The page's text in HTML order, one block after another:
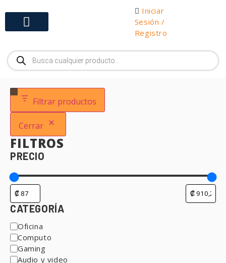
Iniciar
Sesión /
Registro
Filtrar productos
Cerrar
FILTROS
PRECIO
CATEGORÍA
Oficina
Computo
Gaming
Audio y video